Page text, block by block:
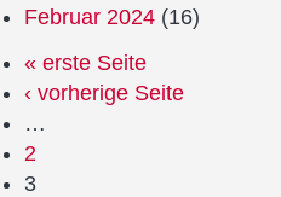
Februar 2024 (16)
« erste Seite
‹ vorherige Seite
…
2
3